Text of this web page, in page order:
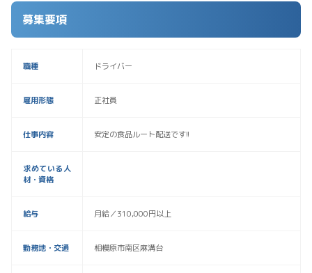
募集要項
職種 ドライバー
雇用形態 正社員
仕事内容 安定の食品ルート配送です!!
求めている人
材・資格
給与 月給／310,000円以上
勤務地・交通 相模原市南区麻溝台